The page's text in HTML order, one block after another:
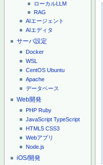
ローカルLLM
RAG
AIエージェント
AIエディタ
サーバ設定
Docker
WSL
CentOS Ubuntu
Apache
データベース
Web開発
PHP Ruby
JavaScript TypeScript
HTML5 CSS3
Webアプリ
Node.js
iOS/開発